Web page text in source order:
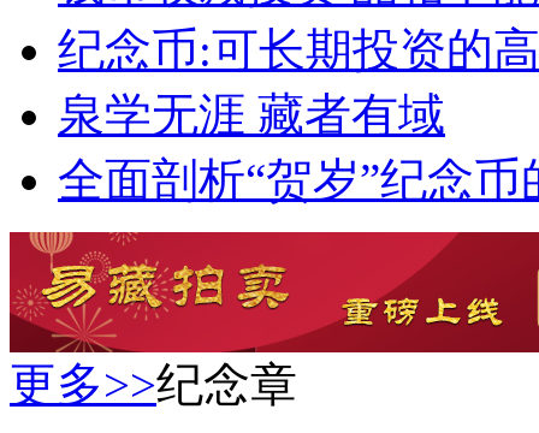
纪念币:可长期投资的
泉学无涯 藏者有域
全面剖析“贺岁”纪念币
更多>>纪念章